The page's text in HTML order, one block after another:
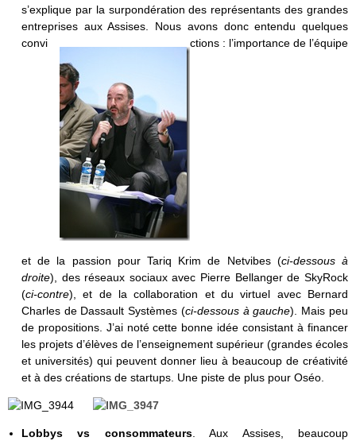
s’explique par la surpondération des représentants des grandes
entreprises aux Assises. Nous avons donc entendu quelques
convi
ctions : l’importance de l’équipe
et de la passion pour Tariq Krim de Netvibes (ci-dessous à
droite), des réseaux sociaux avec Pierre Bellanger de SkyRock
(ci-contre), et de la collaboration et du virtuel avec Bernard
Charles de Dassault Systèmes (ci-dessous à gauche). Mais peu
de propositions. J’ai noté cette bonne idée consistant à financer
les projets d’élèves de l’enseignement supérieur (grandes écoles
et universités) qui peuvent donner lieu à beaucoup de créativité
et à des créations de startups. Une piste de plus pour Oséo.
Lobbys vs consommateurs. Aux Assises, beaucoup